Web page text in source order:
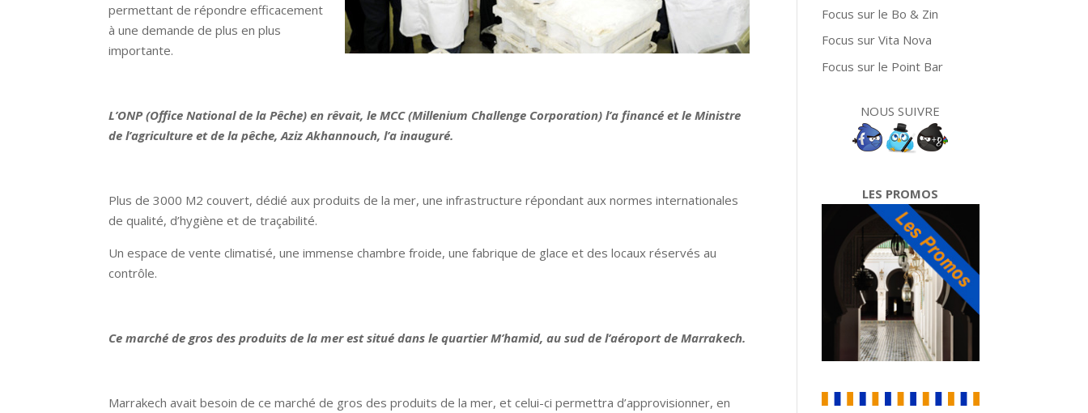
permettant de répondre efficacement
à une demande de plus en plus
importante.
L’ONP (Office National de la Pêche) en rêvait, le MCC (Millenium Challenge Corporation) l’a financé et le Ministre
de l’agriculture et de la pêche, Aziz Akhannouch, l’a inauguré.
Plus de 3000 M2 couvert, dédié aux produits de la mer, une infrastructure répondant aux normes internationales
de qualité, d’hygiène et de traçabilité.
Un espace de vente climatisé, une immense chambre froide, une fabrique de glace et des locaux réservés au
contrôle.
Ce marché de gros des produits de la mer est situé dans le quartier M’hamid, au sud de l’aéroport de Marrakech.
Marrakech avait besoin de ce marché de gros des produits de la mer, et celui-ci permettra d’approvisionner, en
Focus sur le Bo & Zin
Focus sur Vita Nova
Focus sur le Point Bar
NOUS SUIVRE
LES PROMOS